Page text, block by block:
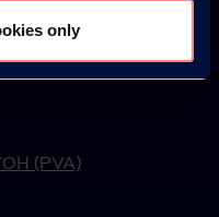
only
(PVA)